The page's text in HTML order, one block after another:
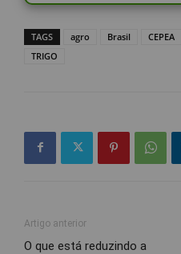
TAGS agro Brasil CEPEA
TRIGO
Artigo anterior
O que está reduzindo a